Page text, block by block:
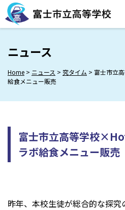
Skip
to
content
ニュース
Home > ニュース > 究タイム > 富士市立
給食メニュー販売
富士市立高等学校
ラボ給食メニュー販売
昨年、本校生徒が総合的な探